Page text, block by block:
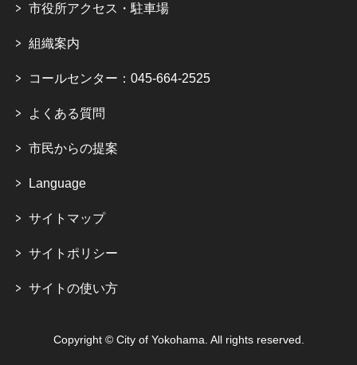
市役所アクセス・駐車場
組織案内
コールセンター：045-664-2525
よくある質問
市民からの提案
Language
サイトマップ
サイトポリシー
サイトの使い方
Copyright © City of Yokohama. All rights reserved.